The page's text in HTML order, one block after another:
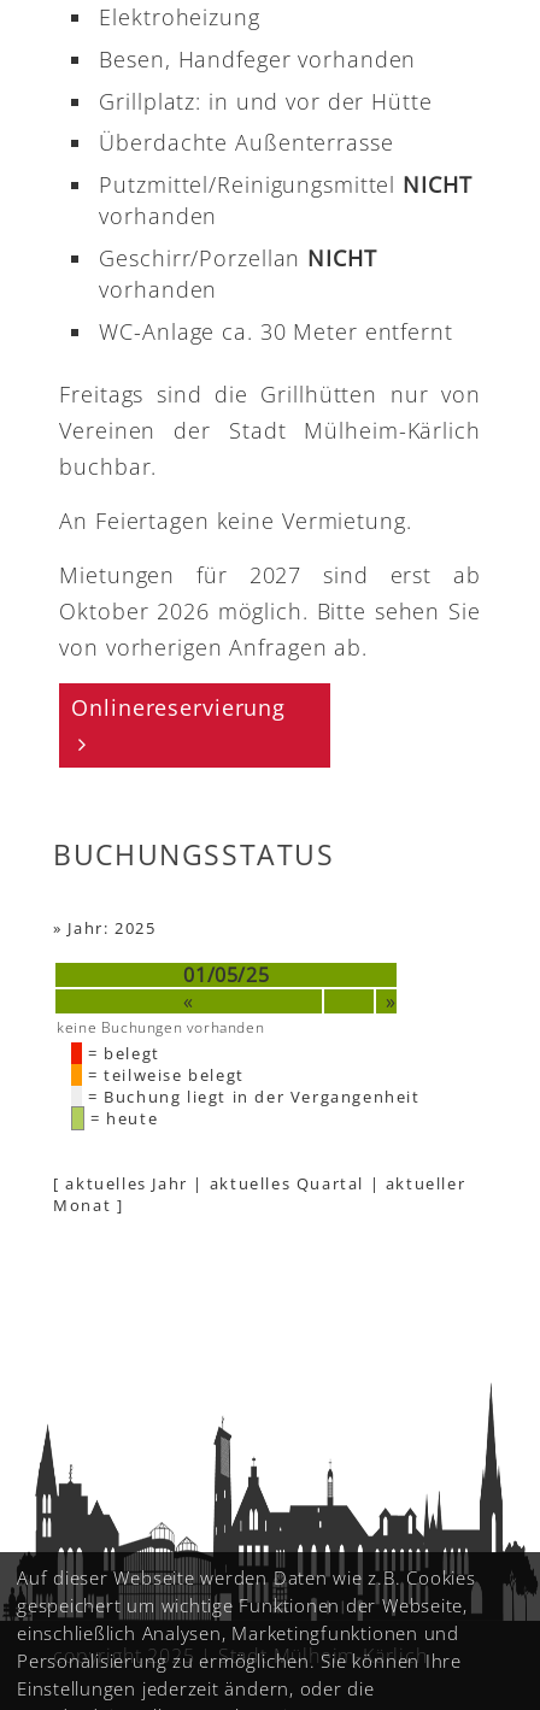
Elektroheizung
Besen, Handfeger vorhanden
Grillplatz: in und vor der Hütte
Überdachte Außenterrasse
Putzmittel/Reinigungsmittel NICHT
vorhanden
Geschirr/Porzellan NICHT
vorhanden
WC-Anlage ca. 30 Meter entfernt
Freitags sind die Grillhütten nur von
Vereinen der Stadt Mülheim-Kärlich
buchbar.
An Feiertagen keine Vermietung.
Mietungen für 2027 sind erst ab
Oktober 2026 möglich. Bitte sehen Sie
von vorherigen Anfragen ab.
Onlinereservierung
BUCHUNGSSTATUS
» Jahr: 2025
01/05/25
«
»
keine Buchungen vorhanden
= belegt
= teilweise belegt
= Buchung liegt in der Vergangenheit
= heute
[aktuelles Jahr | aktuelles Quartal | aktueller
Monat ]
copyright 2025 | Stadt Mülheim-Kärlich
Auf dieser Webseite werden Daten wie z.B. Cookies
gespeichert um wichtige Funktionen der Webseite,
einschließlich Analysen, Marketingfunktionen und
Personalisierung zu ermöglichen. Sie können Ihre
Einstellungen jederzeit ändern, oder die